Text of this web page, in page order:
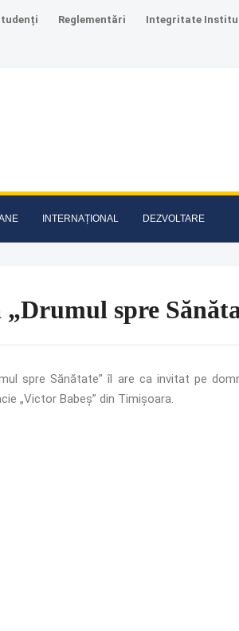
Reglementări Integritate
INTERNAȚIONAL DEZVOLTARE
spre
spre Sănătate” îl are ca invitat pe
„Victor Babeș” din Timișoara.